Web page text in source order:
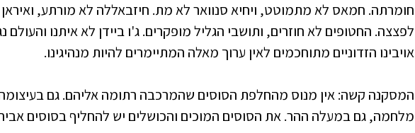
חומרתה. חמאס לא מתמוטט, ויחיא סנוואר לא מת. חיזבאללה לא מורתע,
לפצצה. החטופים לא חוזרים, ותושבי הגליל מופקרים. ג'ו ביידן לא איתנו והעולם
אויבינו הזדוניים מתוחכמים לאין ערוך מאלה המתיימרים להיות מנהיגינו.
המסקנה קשה: אין מנוס מהחלפת הסוסים שהמרכבה רתומה אליהם. גם
מלחמה, גם במעלה ההר. את הסוסים המוכים והכושלים יש להחליף בסוסים